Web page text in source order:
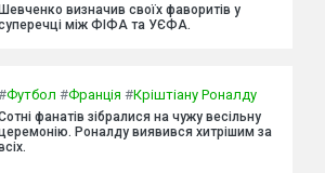
визначив своїх фаворитів у
між ФІФА та УЄФА.
Футбол #Франція #Кріштіану Роналду
фанатів зібралися на чужу весільну
Роналду виявився хитрішим за